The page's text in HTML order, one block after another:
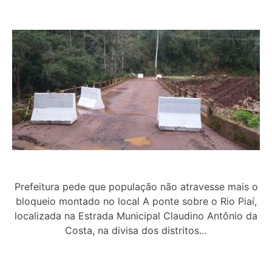
Prefeitura pede que população não atravesse mais o
bloqueio montado no local A ponte sobre o Rio Piaí,
localizada na Estrada Municipal Claudino Antônio da
Costa, na divisa dos distritos…